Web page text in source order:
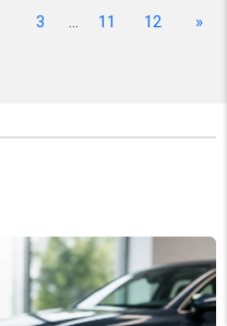
3 ... 11 12 »